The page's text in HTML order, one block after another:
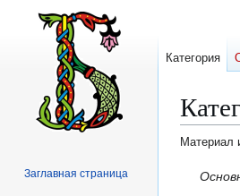
Материал
Перейти
Перейти
Категория
Заглавная страница